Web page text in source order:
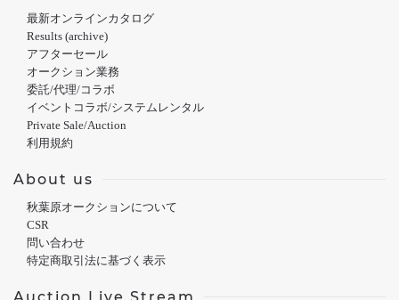
最新オンラインカタログ
Results (archive)
アフターセール
オークション業務
委託/代理/コラボ
イベントコラボ/システムレンタル
Private Sale/Auction
利用規約
About us
秋葉原オークションについて
CSR
問い合わせ
特定商取引法に基づく表示
Auction Live Stream